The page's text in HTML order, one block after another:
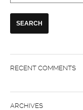
RECENT COMMENTS
ARCHIVES